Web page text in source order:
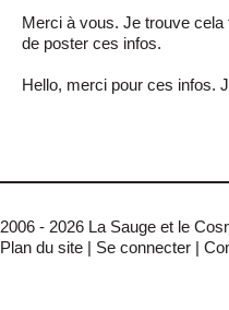
Merci à vous. Je trouve
de poster ces infos.
Hello, merci pour ces infos.
2006 - 2026 La Sauge et le
Plan du site | Se connecter |